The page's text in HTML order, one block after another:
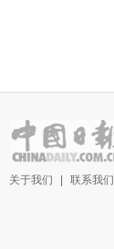
关于我们 联系我们